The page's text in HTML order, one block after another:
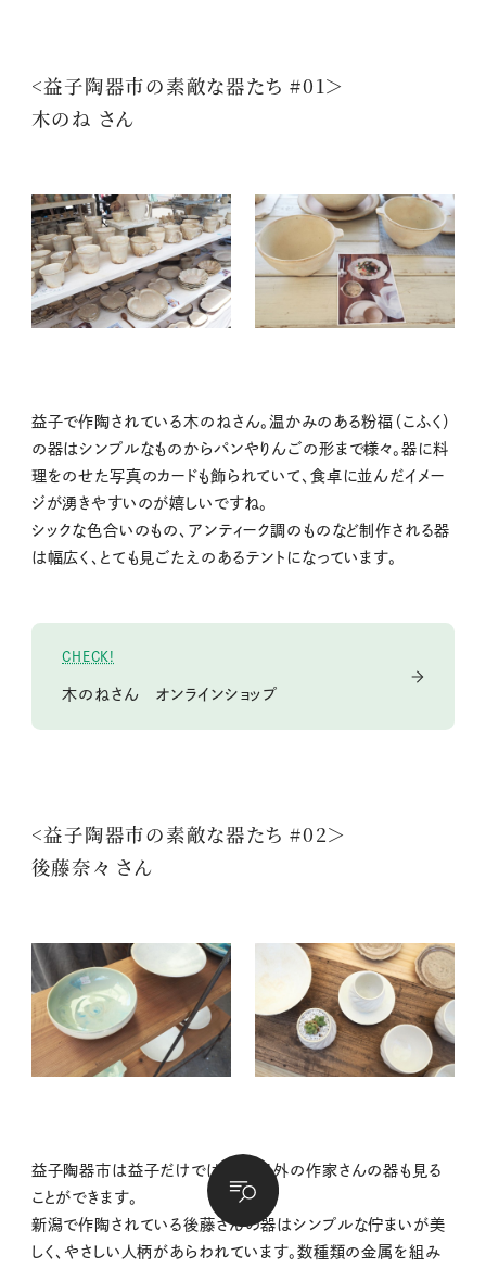
<益子陶器市の素敵な器たち #01＞
木のね さん
益子で作陶されている木のねさん。温かみのある粉福（こふく）
の器はシンプルなものからパンやりんごの形まで様々。器に料
理をのせた写真のカードも飾られていて、食卓に並んだイメー
ジが湧きやすいのが嬉しいですね。
シックな色合いのもの、アンティーク調のものなど制作される器
は幅広く、とても見ごたえのあるテントになっています。
CHECK!
木のねさん オンラインショップ
<益子陶器市の素敵な器たち #02＞
後藤奈々 さん
益子陶器市は益子だけではなく、県外の作家さんの器も見る
ことができます。
新潟で作陶されている後藤さんの器はシンプルな佇まいが美
しく、やさしい人柄があらわれています。数種類の金属を組み